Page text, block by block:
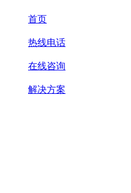
首页
热线电话
在线咨询
解决方案